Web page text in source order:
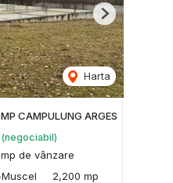
Harta
Next
CAMPULUNG ARGES
(negociabil)
de vânzare
2,200 mp